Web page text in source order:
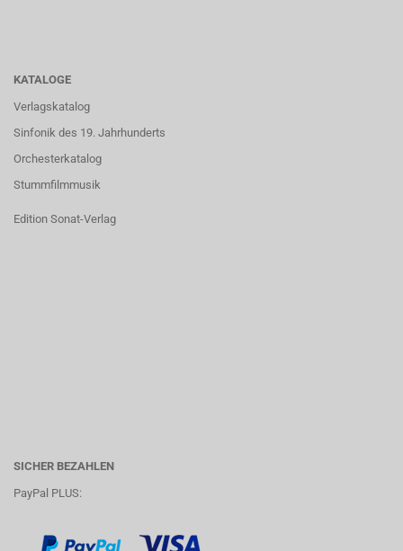
KATALOGE
Verlagskatalog
Sinfonik des 19. Jahrhunderts
Orchesterkatalog
Stummfilmmusik
Edition Sonat-Verlag
SICHER BEZAHLEN
PayPal PLUS: